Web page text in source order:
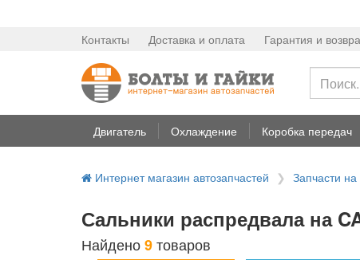
Контакты Доставка и оплата Гарантия и
Двигатель Охлаждение Коробка передач
Интернет магазин автозапчастей Запчасти
Сальники распредвала на
Найдено9товаров